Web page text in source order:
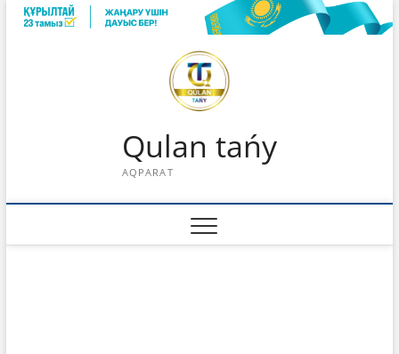
Skip
Qulan tańy
AQPARAT